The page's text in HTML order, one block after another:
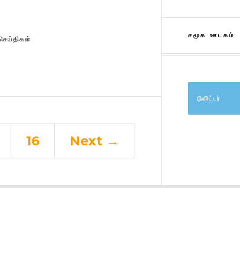
16 Next →
சமூக ஊடகம்
டுவிட்டர்